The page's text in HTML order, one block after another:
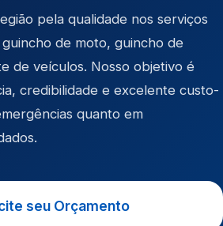
pela qualidade nos serviços
guincho de moto, guincho de
de veículos. Nosso objetivo é
credibilidade e excelente custo-
quanto em
seu Orçamento